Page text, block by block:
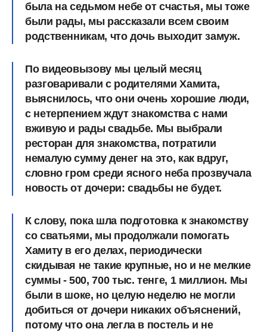
была на седьмом небе от счастья, мы тоже
были рады, мы рассказали всем своим
родственникам, что дочь выходит замуж.
По видеовызову мы целый месяц
разговаривали с родителями Хамита,
выяснилось, что они очень хорошие люди,
с нетерпением ждут знакомства с нами
вживую и рады свадьбе. Мы выбрали
ресторан для знакомства, потратили
немалую сумму денег на это, как вдруг,
словно гром среди ясного неба прозвучала
новость от дочери: свадьбы не будет.
К слову, пока шла подготовка к знакомству
со сватьями, мы продолжали помогать
Хамиту в его делах, периодически
скидывая не такие крупные, но и не мелкие
суммы - 500, 700 тыс. тенге, 1 миллион. Мы
были в шоке, но целую неделю не могли
добиться от дочери никаких объяснений,
потому что она легла в постель и не